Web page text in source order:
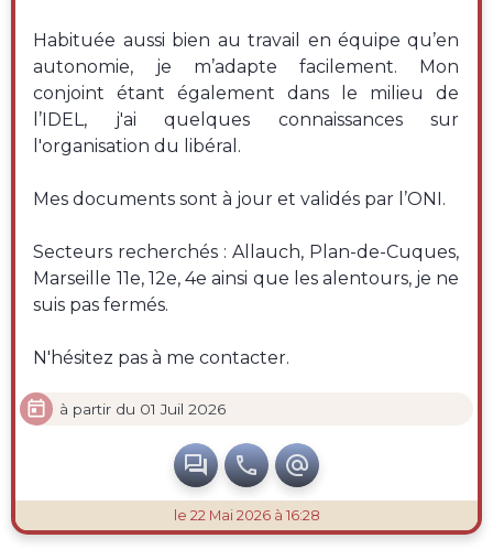
Habituée aussi bien au travail en équipe qu’en
autonomie, je m’adapte facilement. Mon
conjoint étant également dans le milieu de
l’IDEL, j'ai quelques connaissances sur
l'organisation du libéral.
Mes documents sont à jour et validés par l’ONI.
Secteurs recherchés : Allauch, Plan-de-Cuques,
Marseille 11e, 12e, 4e ainsi que les alentours, je ne
suis pas fermés.
N'hésitez pas à me contacter.
 à partir du 01 Juil 2026
  
le 22 Mai 2026 à 16:28